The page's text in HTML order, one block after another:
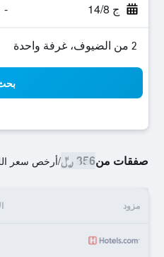
ج 14/8 -
2 من الضيوف، غرفة واحدة
صفقات من356 ﷼ /أرخص سعر
مزود